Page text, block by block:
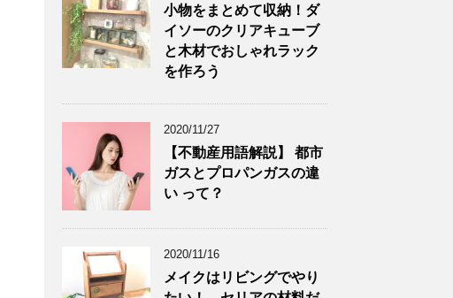
小物をまとめて収納！ダ
イソーのクリアキューブ
と木材でおしゃれラック
を作ろう
2020/11/27
【不動産用語解説】 都市
ガスとプロパンガスの違
い って？
2020/11/16
メイクはリビングでやり